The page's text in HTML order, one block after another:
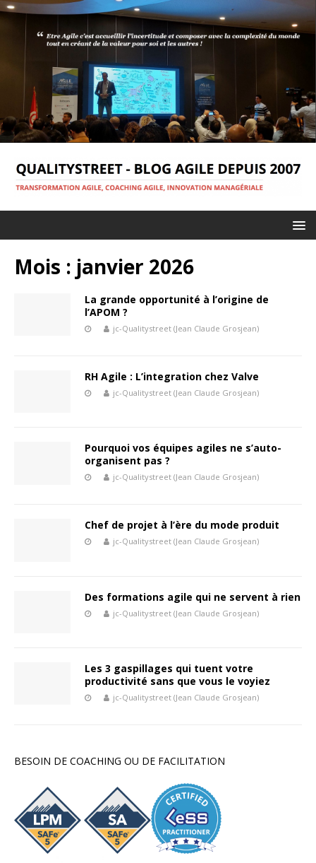
Mois : janvier 2026
La grande opportunité à l’origine de
l’APOM ?
jc-Qualitystreet (Jean Claude Grosjean)
RH Agile : L’integration chez Valve
jc-Qualitystreet (Jean Claude Grosjean)
Pourquoi vos équipes agiles ne s’auto-
organisent pas ?
jc-Qualitystreet (Jean Claude Grosjean)
Chef de projet à l’ère du mode produit
jc-Qualitystreet (Jean Claude Grosjean)
Des formations agile qui ne servent à rien
jc-Qualitystreet (Jean Claude Grosjean)
Les 3 gaspillages qui tuent votre
productivité sans que vous le voyiez
jc-Qualitystreet (Jean Claude Grosjean)
BESOIN DE COACHING OU DE FACILITATION